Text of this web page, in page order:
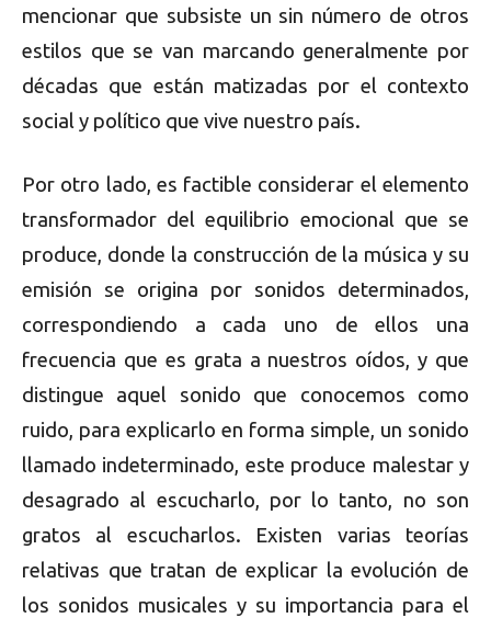
mencionar que subsiste un sin número de otros
estilos que se van marcando generalmente por
décadas que están matizadas por el contexto
social y político que vive nuestro país.
Por otro lado, es factible considerar el elemento
transformador del equilibrio emocional que se
produce, donde la construcción de la música y su
emisión se origina por sonidos determinados,
correspondiendo a cada uno de ellos una
frecuencia que es grata a nuestros oídos, y que
distingue aquel sonido que conocemos como
ruido, para explicarlo en forma simple, un sonido
llamado indeterminado, este produce malestar y
desagrado al escucharlo, por lo tanto, no son
gratos al escucharlos. Existen varias teorías
relativas que tratan de explicar la evolución de
los sonidos musicales y su importancia para el